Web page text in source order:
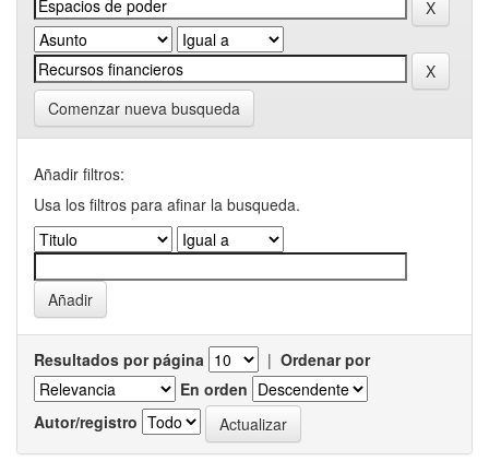
Comenzar nueva busqueda
Añadir filtros:
Usa los filtros para afinar la busqueda.
Resultados por página | Ordenar por
En orden
Autor/registro